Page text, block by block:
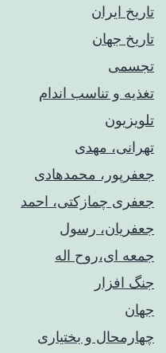
تاریخ ایران
تاریخ جهان
تجسمی
تغذیه و تناسب اندام
تلویزیون
تهرانی، مهدی
جعفرپور، محمدهادی
جعفری چمازکتی، احمد
جعفریان، رسول
جمعه ای،روح اله
جنگ افزار
جهان
چهارمحال و بختیاری